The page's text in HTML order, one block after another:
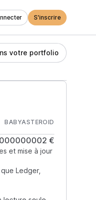
S'inscrire
votre portfolio
BABYASTEROID
€
et mise à jour
Ledger,